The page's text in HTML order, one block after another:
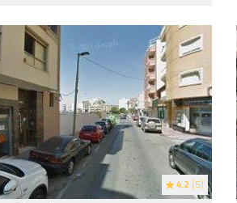
4.2 (5)